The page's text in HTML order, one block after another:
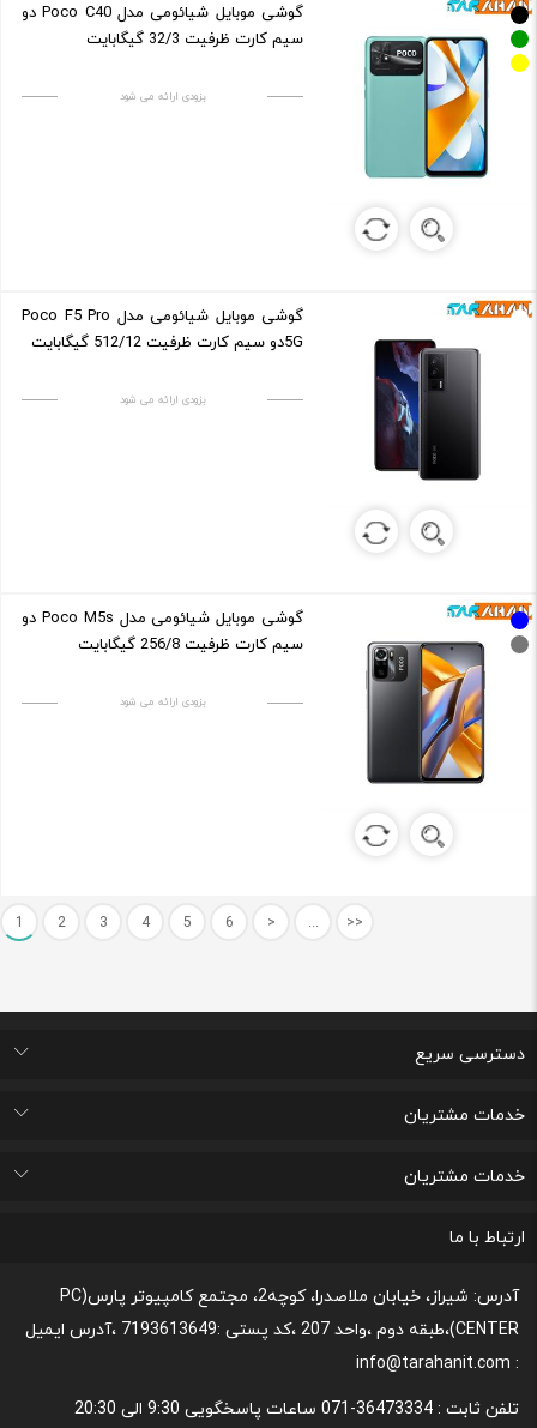
گوشی موبایل شیائومی مدل Poco C40 دو
سیم کارت ظرفیت 32/3 گیگابایت
بزودی ارائه می شود
گوشی موبایل شیائومی مدل Poco F5 Pro
5Gدو سیم کارت ظرفیت 512/12 گیگابایت
بزودی ارائه می شود
گوشی موبایل شیائومی مدل Poco M5s دو
سیم کارت ظرفیت 256/8 گیگابایت
بزودی ارائه می شود
1 2 3 4 5 6 > ... >>
دسترسی سریع
تماس با ما
درباره ما
پرسشهای متداول
اتاق خبر
خدمات مشتریان
قوانین و مقررات مربوط به رعایت حریم شخصی
پیگیری خرید و مدت زمان تحویل
لیست علاقه مندی های من
پشتیبانی و ثبت شکایات مصرف کنندگان
خدمات مشتریان
رونداسترداد وجه
روند مرجوعي كالا و نحوه فسخ خدمات
قوانین و مقررات،نحوه ی پرداخت و شیوه ی ارسال
نحوه پشتیبانی و خدمات پس از فروش
ارتباط با ما
آدرس: شیراز، خیابان ملاصدرا، کوچه2، مجتمع کامپیوتر پارس(PC
CENTER)،طبقه دوم ،واحد 207 ،کد پستی :7193613649 ،آدرس ایمیل
: info@tarahanit.com
تلفن ثابت : 36473334-071 ساعات پاسخگویی 9:30 الی 20:30